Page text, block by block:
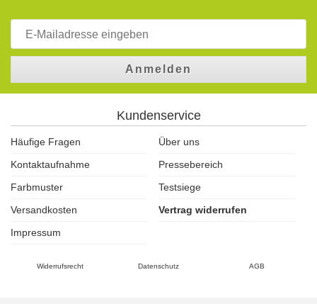
Anmelden
Kundenservice
Häufige Fragen
Über uns
Kontaktaufnahme
Pressebereich
Farbmuster
Testsiege
Versandkosten
Vertrag widerrufen
Impressum
Widerrufsrecht Datenschutz AGB